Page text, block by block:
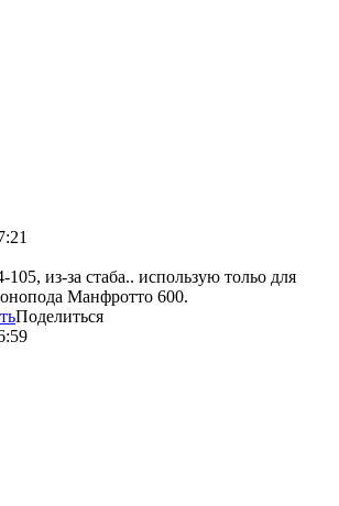
из-за стаба.. использую тольо для
Манфротто 600.
Поделиться